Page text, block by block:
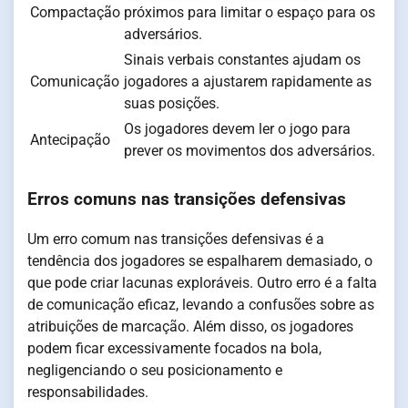
Compactação próximos para limitar o espaço para os
adversários.
Comunicação
Sinais verbais constantes ajudam os
jogadores a ajustarem rapidamente as
suas posições.
Antecipação
Os jogadores devem ler o jogo para
prever os movimentos dos adversários.
Erros comuns nas transições defensivas
Um erro comum nas transições defensivas é a
tendência dos jogadores se espalharem demasiado, o
que pode criar lacunas exploráveis. Outro erro é a falta
de comunicação eficaz, levando a confusões sobre as
atribuições de marcação. Além disso, os jogadores
podem ficar excessivamente focados na bola,
negligenciando o seu posicionamento e
responsabilidades.